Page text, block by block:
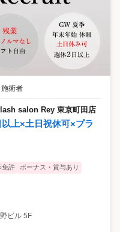
術者
salon Rey 東京町田店
上×土日祝休可×プラ
免許
ボーナス・賞与あり
ビル 5F